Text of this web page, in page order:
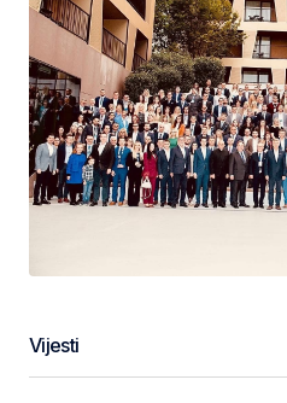
Vijesti